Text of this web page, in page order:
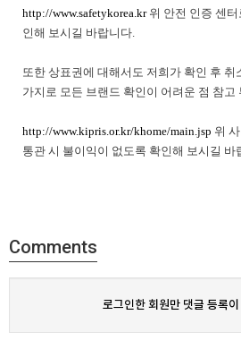
http://www.safetykorea.kr 위 안전 인증 센
인해 보시길 바랍니다.
또한 상표권에 대해서도 저희가 확인 후
가지로 모든 브랜드 확인이 어려운 점 참고
http://www.kipris.or.kr/khome/main.jsp 위
통관 시 불이익이 없도록 확인해 보시길 바
Comments
로그인한 회원만 댓글 등록